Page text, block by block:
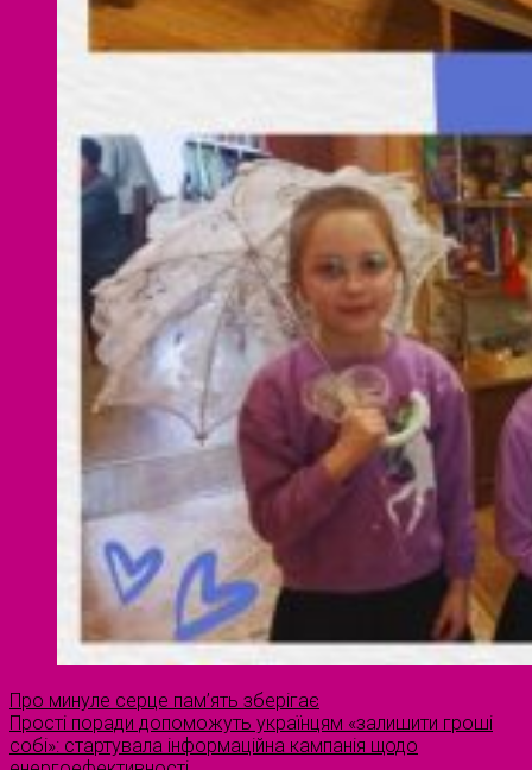
Про минуле серце пам’ять зберігає
Прості поради допоможуть українцям «залишити гроші
собі»: стартувала інформаційна кампанія щодо